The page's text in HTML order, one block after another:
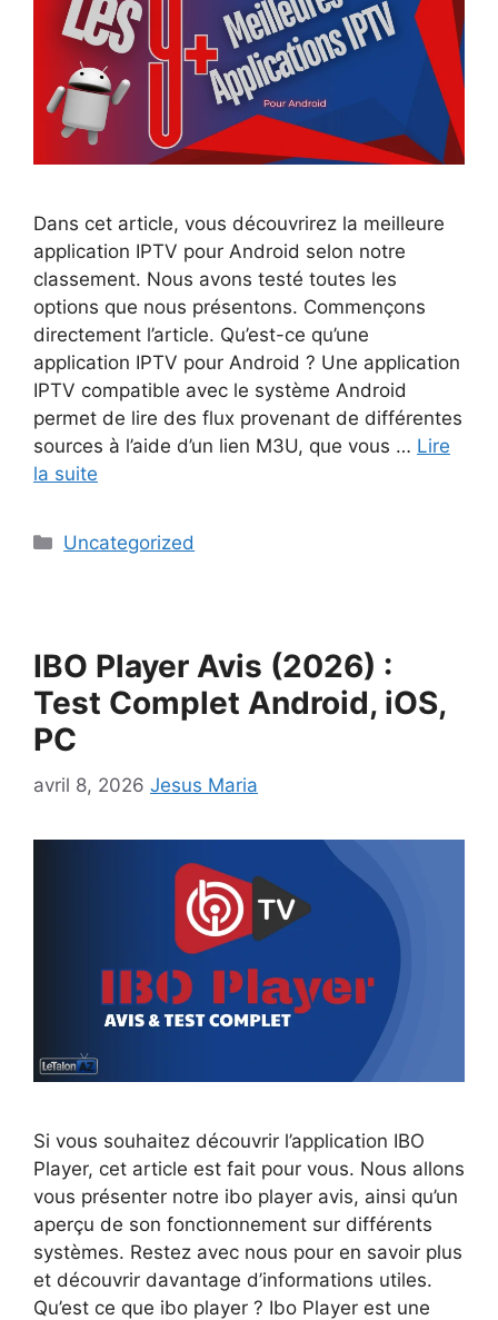
Dans cet article, vous découvrirez la meilleure
application IPTV pour Android selon notre
classement. Nous avons testé toutes les
options que nous présentons. Commençons
directement l’article. Qu’est-ce qu’une
application IPTV pour Android ? Une application
IPTV compatible avec le système Android
permet de lire des flux provenant de différentes
sources à l’aide d’un lien M3U, que vous … Lire
la suite
Catégories
Uncategorized
IBO Player Avis (2026) :
Test Complet Android, iOS,
PC
avril 8, 2026 Jesus Maria
Si vous souhaitez découvrir l’application IBO
Player, cet article est fait pour vous. Nous allons
vous présenter notre ibo player avis, ainsi qu’un
aperçu de son fonctionnement sur différents
systèmes. Restez avec nous pour en savoir plus
et découvrir davantage d’informations utiles.
Qu’est ce que ibo player ? Ibo Player est une